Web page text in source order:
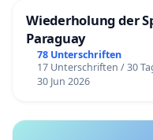
Wiederholung der
Paraguay
78 Unterschriften
17 Unterschriften / 30
30 Jun 2026